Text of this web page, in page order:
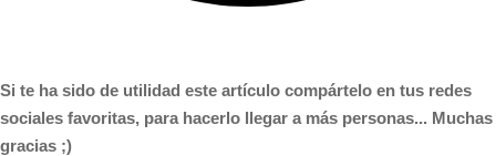
Si te ha sido de utilidad este artículo compártelo en tus redes
sociales favoritas, para hacerlo llegar a más personas... Muchas
gracias ;)